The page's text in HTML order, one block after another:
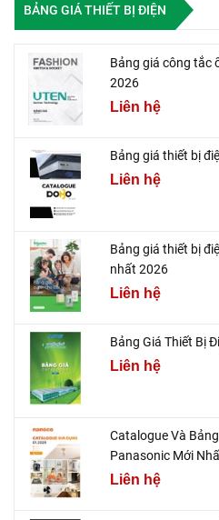
BẢNG GIÁ THIẾT BỊ ĐIỆN
Bảng giá công tắc
2026
Liên hệ
Bảng giá thiết bị
Liên hệ
Bảng giá thiết bị
nhất 2026
Liên hệ
Bảng Giá Thiết Bị
Liên hệ
Catalogue Và
Panasonic Mới
Liên hệ